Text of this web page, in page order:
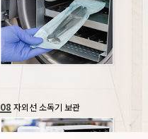
08 자외선 소독기 보관